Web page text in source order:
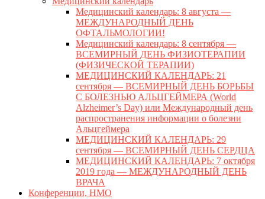
Медицинский календарь: 8 августа —
МЕЖДУНАРОДНЫЙ ДЕНЬ
ОФТАЛЬМОЛОГИИ!
Медицинский календарь: 8 сентября —
ВСЕМИРНЫЙ ДЕНЬ ФИЗИОТЕРАПИИ
(ФИЗИЧЕСКОЙ ТЕРАПИИ)
МЕДИЦИНСКИЙ КАЛЕНДАРЬ: 21
сентября — ВСЕМИРНЫЙ ДЕНЬ БОРЬБЫ
С БОЛЕЗНЬЮ АЛЬЦГЕЙМЕРА (World
Alzheimer’s Day) или Международный день
распространения информации о болезни
Альцгеймера
МЕДИЦИНСКИЙ КАЛЕНДАРЬ: 29
сентября — ВСЕМИРНЫЙ ДЕНЬ СЕРДЦА
МЕДИЦИНСКИЙ КАЛЕНДАРЬ: 7 октября
2019 года — МЕЖДУНАРОДНЫЙ ДЕНЬ
ВРАЧА
Конференции, НМО